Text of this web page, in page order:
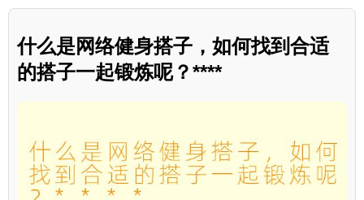
什么是网络健身搭子，如何找到合适
的搭子一起锻炼呢？****